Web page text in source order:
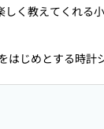
しく教えてくれる
はじめとする時計